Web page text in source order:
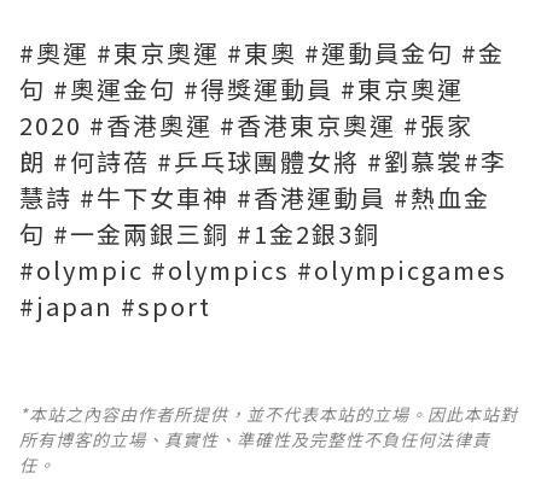
#奧運 #東京奧運 #東奧 #運動員金句 #金
句 #奧運金句 #得獎運動員 #東京奧運
2020 #香港奧運 #香港東京奧運 #張家
朗 #何詩蓓 #乒乓球團體女將 #劉慕裳#李
慧詩 #牛下女車神 #香港運動員 #熱血金
句 #一金兩銀三銅 #1金2銀3銅
#olympic #olympics #olympicgames
#japan #sport
*本站之內容由作者所提供，並不代表本站的立場。因此本站對
所有博客的立場、真實性、準確性及完整性不負任何法律責
任。